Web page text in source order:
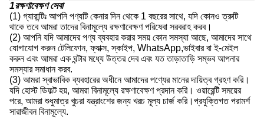
1রক্ষণাবেক্ষণ সেবা
(1) গ্যারান্টিঃ আপনি পণ্যটি কেনার দিন থেকে 1 বছরের সাথে, যদি কোনও ত্রুটি
থাকে তবে আমরা তাদের বিনামূল্যে রক্ষণাবেক্ষণ পরিষেবা সরবরাহ করব।
(2) আপনি যদি আমাদের পণ্য ব্যবহার করার সময় কোন সমস্যা আছে, আমাদের সাথে
যোগাযোগ করুন টেলিফোন, ফ্যাক্স, স্কাইপ, WhatsApp,ভাইবার বা ই-মেইল
করুন এবং আমরা এক ঘন্টার মধ্যে উত্তর দেব এবং যত তাড়াতাড়ি সম্ভব আপনার
সমস্যার সমাধান করব.
(3) আমরা স্বাভাবিক ব্যবহারের অধীনে আমাদের পণ্যের মানের দায়িত্ব গ্রহণ করি।
যদি হোস্ট ডিফল্ট হয়, আমরা বিনামূল্যে রক্ষণাবেক্ষণ প্রদান করি। ওয়ারেন্টি সময়ের
পরে, আমরা শুধুমাত্র খুচরা যন্ত্রাংশের জন্য খরচ মূল্য চার্জ করি।প্রযুক্তিগত পরামর্শ
সারাজীবন বিনামূল্যে.